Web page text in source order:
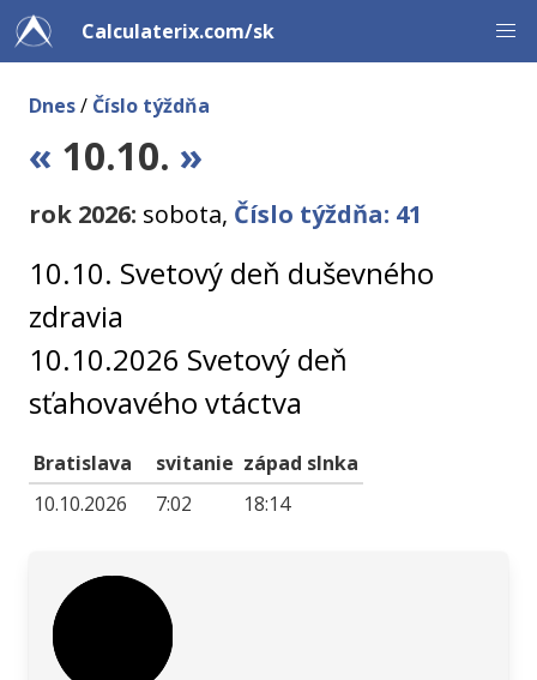
Calculaterix.com/sk
Dnes/ Číslo týždňa
« 10.10. »
rok 2026: sobota, Číslo týždňa: 41
10.10. Svetový deň duševného
zdravia
10.10.2026 Svetový deň
sťahovavého vtáctva
Bratislava svitanie západ slnka
10.10.2026
7:02 18:14